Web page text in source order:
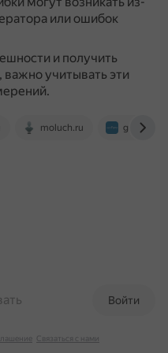
или ошибок
и получить
важно учитывать эти
moluch.ru
Войти
Связаться с нами